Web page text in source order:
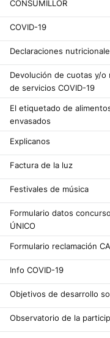
CONSUMILLOR
COVID-19
Declaraciones
Devolución de cuotas y/o
de servicios COVID-19
El etiquetado de
envasados
Explicanos
Factura de la luz
Festivales de música
Formulario datos
ÚNICO
Formulario reclamación
Info COVID-19
Objetivos de desarrollo
Observatorio de la